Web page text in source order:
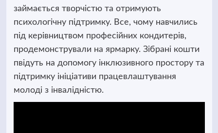
займається творчістю та отримують
психологічну підтримку. Все, чому навчились
під керівництвом професійних кондитерів,
продемонстрували на ярмарку. Зібрані кошти
пвідуть на допомогу інклюзивного простору та
підтримку ініціативи працевлаштування
молоді з інвалідністю.